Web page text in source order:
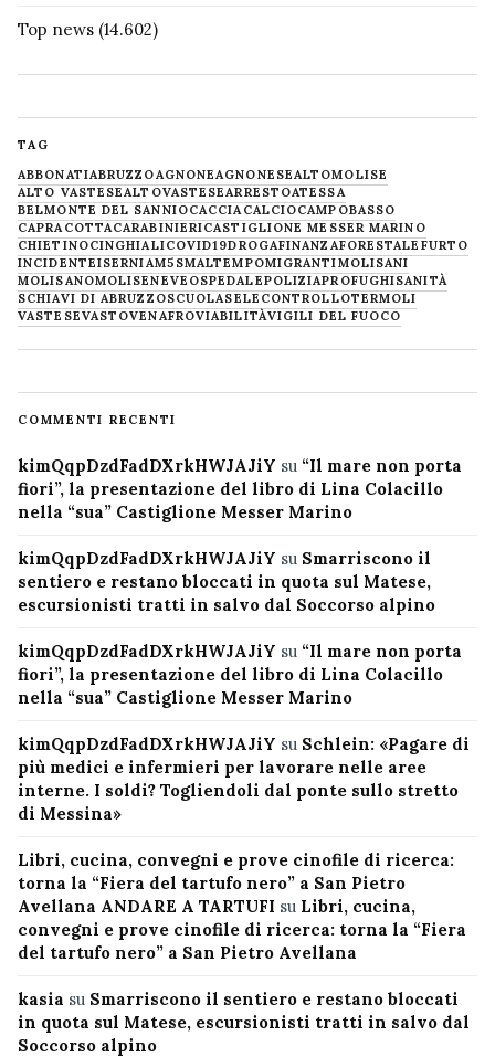
Top news (14.602)
TAG
ABBONATIABRUZZOAGNONEAGNONESEALTOMOLISE
ALTO VASTESEALTOVASTESEARRESTOATESSA
BELMONTE DEL SANNIOCACCIA CALCIOCAMPOBASSO
CAPRACOTTACARABINIERICASTIGLIONE MESSER MARINO
CHIETINOCINGHIALICOVID19DROGAFINANZAFORESTALE FURTO
INCIDENTEISERNIAM5SMALTEMPOMIGRANTIMOLISANI
MOLISANOMOLISENEVE OSPEDALEPOLIZIAPROFUGHISANITÀ
SCHIAVI DI ABRUZZOSCUOLASELECONTROLLOTERMOLI
VASTESEVASTOVENAFROVIABILITÀVIGILI DEL FUOCO
COMMENTI RECENTI
kimQqpDzdFadDXrkHWJAJiY su “Il mare non porta
fiori”, la presentazione del libro di Lina Colacillo
nella “sua” Castiglione Messer Marino
kimQqpDzdFadDXrkHWJAJiY su Smarriscono il
sentiero e restano bloccati in quota sul Matese,
escursionisti tratti in salvo dal Soccorso alpino
kimQqpDzdFadDXrkHWJAJiY su “Il mare non porta
fiori”, la presentazione del libro di Lina Colacillo
nella “sua” Castiglione Messer Marino
kimQqpDzdFadDXrkHWJAJiY su Schlein: «Pagare di
più medici e infermieri per lavorare nelle aree
interne. I soldi? Togliendoli dal ponte sullo stretto
di Messina»
Libri, cucina, convegni e prove cinofile di ricerca:
torna la “Fiera del tartufo nero” a San Pietro
Avellana ANDARE A TARTUFI su Libri, cucina,
convegni e prove cinofile di ricerca: torna la “Fiera
del tartufo nero” a San Pietro Avellana
kasia su Smarriscono il sentiero e restano bloccati
in quota sul Matese, escursionisti tratti in salvo dal
Soccorso alpino